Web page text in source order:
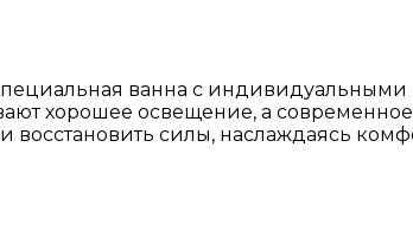
ванна с
хорошее освещение, а
силы, наслаждаясь